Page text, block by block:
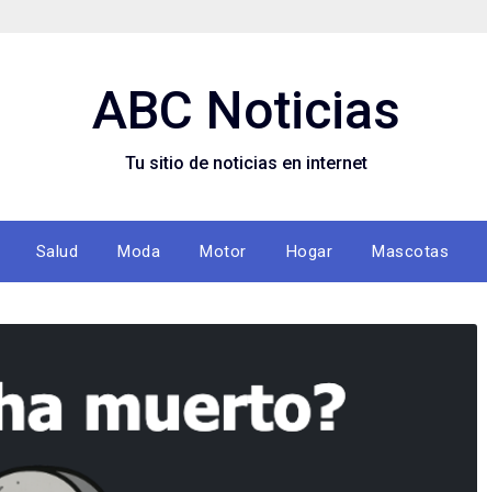
ABC Noticias
Tu sitio de noticias en internet
Salud Moda Motor Hogar Mascotas